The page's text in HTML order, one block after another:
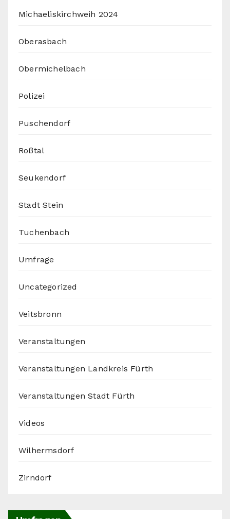
Michaeliskirchweih 2024
Oberasbach
Obermichelbach
Polizei
Puschendorf
Roßtal
Seukendorf
Stadt Stein
Tuchenbach
Umfrage
Uncategorized
Veitsbronn
Veranstaltungen
Veranstaltungen Landkreis Fürth
Veranstaltungen Stadt Fürth
Videos
Wilhermsdorf
Zirndorf